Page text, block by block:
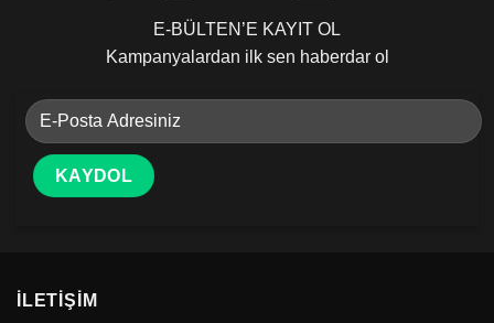
E-BÜLTEN’E KAYIT OL
Kampanyalardan ilk sen haberdar ol
İLETIŞIM